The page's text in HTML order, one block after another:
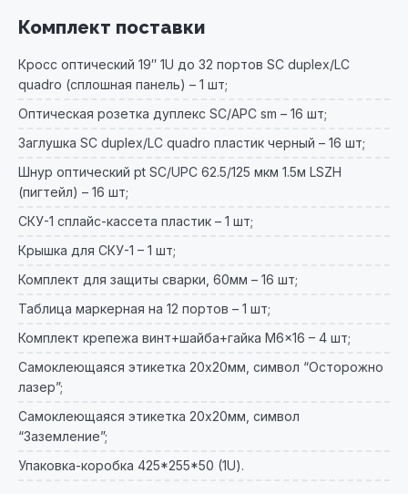
Комплект поставки
Кросс оптический 19″ 1U до 32 портов SC duplex/LC
quadro (сплошная панель) – 1 шт;
Оптическая розетка дуплекс SC/АРС sm – 16 шт;
Заглушка SC duplex/LC quadro пластик черный – 16 шт;
Шнур оптический pt SC/UPC 62.5/125 мкм 1.5м LSZH
(пигтейл) – 16 шт;
СКУ-1 сплайс-кассета пластик – 1 шт;
Крышка для СКУ-1 – 1 шт;
Комплект для защиты сварки, 60мм – 16 шт;
Таблица маркерная на 12 портов – 1 шт;
Комплект крепежа винт+шайба+гайка M6x16 – 4 шт;
Самоклеющаяся этикетка 20х20мм, символ “Осторожно
лазер”;
Самоклеющаяся этикетка 20х20мм, символ
“Заземление”;
Упаковка-коробка 425*255*50 (1U).